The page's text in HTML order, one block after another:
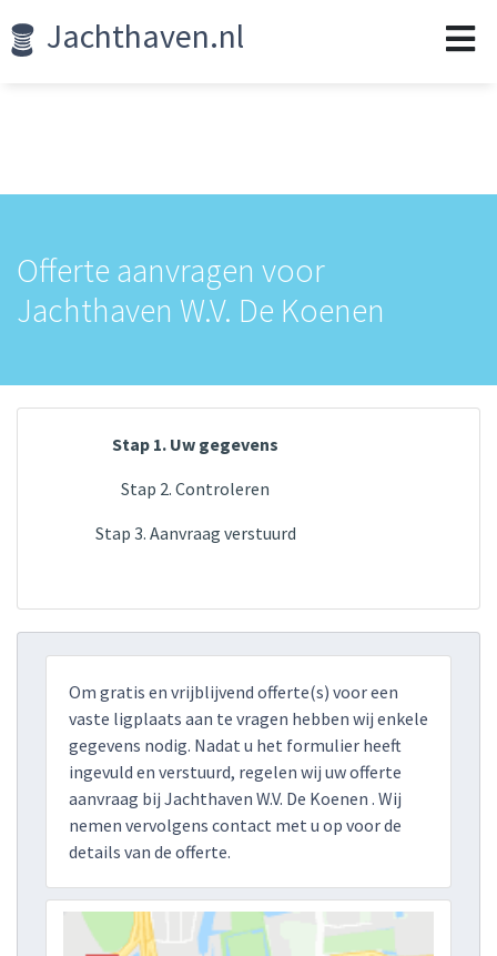
Jachthaven.nl
Offerte aanvragen voor
Jachthaven W.V. De Koenen
Stap 1. Uw gegevens
Stap 2. Controleren
Stap 3. Aanvraag verstuurd
Om gratis en vrijblijvend offerte(s) voor een
vaste ligplaats aan te vragen hebben wij enkele
gegevens nodig. Nadat u het formulier heeft
ingevuld en verstuurd, regelen wij uw offerte
aanvraag bij Jachthaven W.V. De Koenen . Wij
nemen vervolgens contact met u op voor de
details van de offerte.